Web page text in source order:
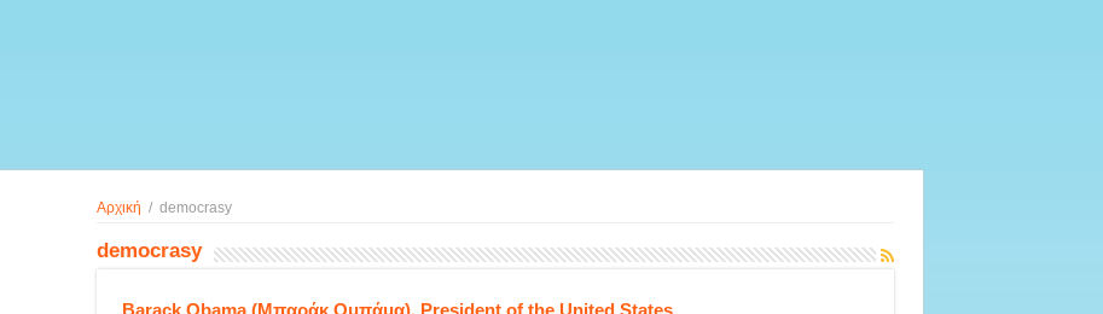
Αρχική / democrasy
democrasy